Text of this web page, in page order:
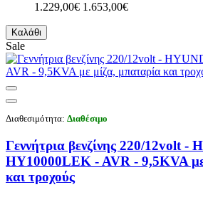
1.229,00€ 1.653,00€
Καλάθι
Sale
Διαθεσιμότητα: Διαθέσιμο
Γεννήτρια βενζίνης 220/12volt -
HY10000LEK - AVR - 9,5KVA
και τροχούς